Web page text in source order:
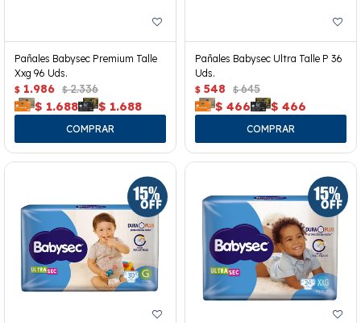
Pañales Babysec Premium Talle
Xxg 96 Uds.
$ 1.986 $ 2.336
$ 1.688 $ 1.688
Pañales Babysec Ultra Talle P 36
Uds.
$ 548 $ 645
$ 466 $ 466